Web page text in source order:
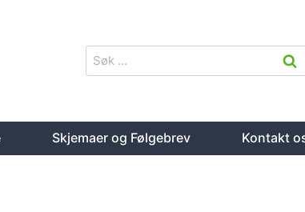
Søk
etter:
Skjemaer og Følgebrev Kontakt